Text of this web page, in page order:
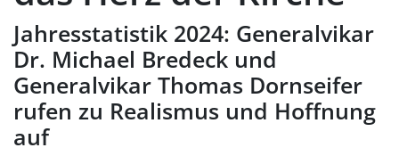
Jahresstatistik 2024: Generalvikar
Dr. Michael Bredeck und
Generalvikar Thomas Dornseifer
rufen zu Realismus und Hoffnung
auf